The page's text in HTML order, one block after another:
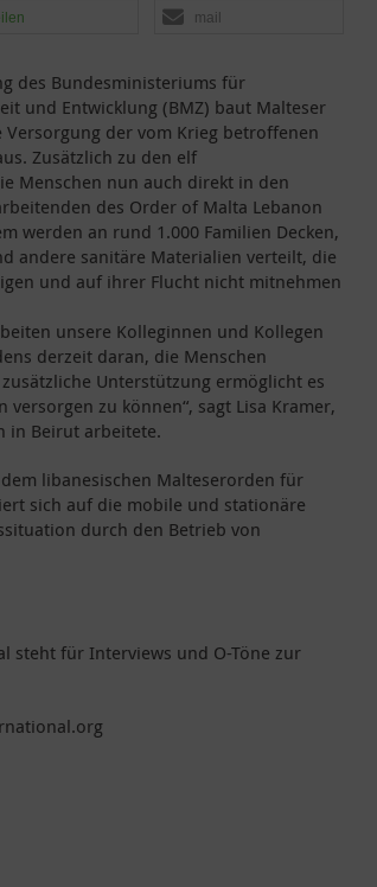
mail
des Bundesministeriums für
und Entwicklung (BMZ) baut Malteser
der vom Krieg betroffenen
Zusätzlich zu den elf
Menschen nun auch direkt in den
des Order of Malta Lebanon
werden an rund 1.000 Familien Decken,
andere sanitäre Materialien verteilt, die
und auf ihrer Flucht nicht mitnehmen
unsere Kolleginnen und Kollegen
derzeit daran, die Menschen
Unterstützung ermöglicht es
zu können“, sagt Lisa Kramer,
in Beirut arbeitete.
libanesischen Malteserorden für
sich auf die mobile und stationäre
durch den Betrieb von
steht für Interviews und O-Töne zur